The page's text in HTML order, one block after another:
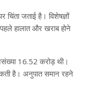
जताई है। विशेषज्ञों
हालात और खराब होने
16.52 करोड़ थी।
है। अनुपात समान रहने